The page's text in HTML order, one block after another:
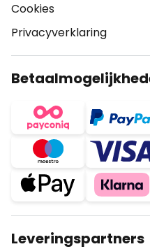
Cookies
Privacyverklaring
Leveringspartners